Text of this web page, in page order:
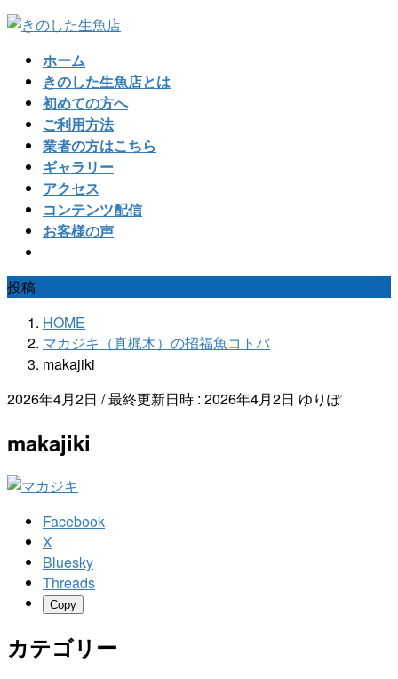
コ
ナ
ホーム
きのした生魚店とは
初めての方へ
ご利用方法
業者の方はこちら
ギャラリー
アクセス
コンテンツ配信
お客様の声
投稿
HOME
マカジキ（真梶木）の招福魚コトバ
makajiki
2026年4月2日 / 最終更新日時 : 2026年4月2日 ゆりぽ
makajiki
Facebook
X
Bluesky
Threads
Copy
カテゴリー